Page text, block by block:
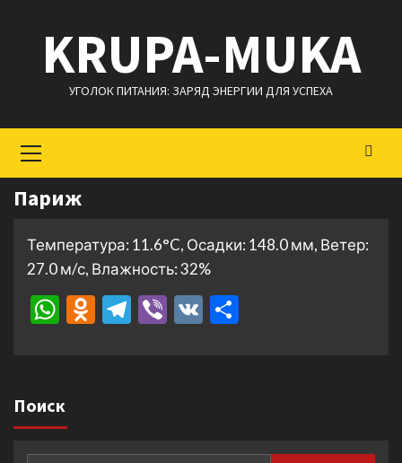
содержимому
KRUPA-MUKA
УГОЛОК ПИТАНИЯ: ЗАРЯД ЭНЕРГИИ ДЛЯ УСПЕХА
меню
Париж
Температура: 11.6°C, Осадки: 148.0 мм, Ветер:
27.0 м/с, Влажность: 32%
WhatsApp
Odnoklassniki
Telegram
Viber
VK
Поиск